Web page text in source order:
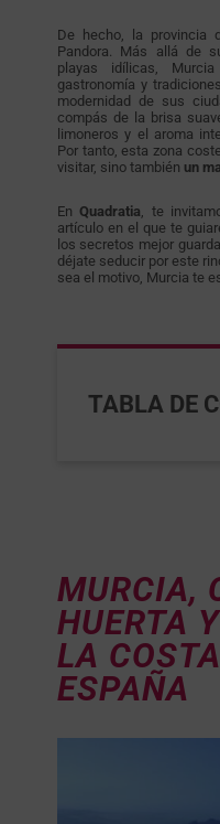
De hecho, la provincia
Pandora. Más allá de
playas idílicas,
gastronomía y
modernidad de sus
compás de la brisa
limoneros y el aroma
Por tanto, esta zona
visitar, sino también un
EnQuadratia, te
artículo en el que te
los secretos mejor
déjate seducir por este
sea el motivo, Murcia te
TABLA DE
MURCIA,
HUERTA
LA
ESPAÑA